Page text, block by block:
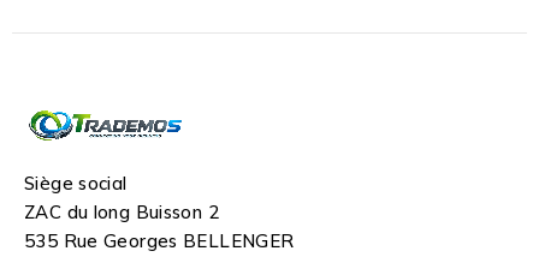
Siège social
ZAC du long Buisson 2
535 Rue Georges BELLENGER